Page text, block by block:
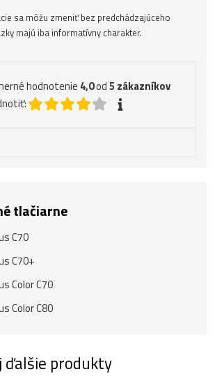
sa môžu zmeniť bez predchádzajúceho
majú iba informatívny charakter.
hodnotenie 4,0od5 zákazníkov
tlačiarne
C70
C70+
Color C70
Color C80
ďalšie produkty